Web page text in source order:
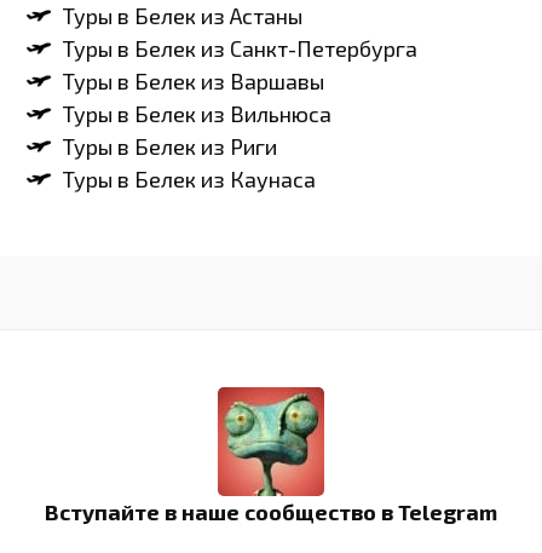
Туры в Белек из Астаны
Туры в Белек из Санкт-Петербурга
Туры в Белек из Варшавы
Туры в Белек из Вильнюса
Туры в Белек из Риги
Туры в Белек из Каунаса
Вступайте в наше сообщество в Telegram